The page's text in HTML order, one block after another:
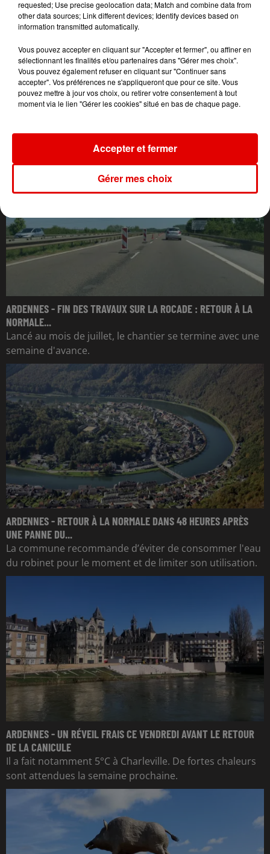
ARDENNES - FIN DES TRAVAUX SUR LA ROCADE : RETOUR À LA
NORMALE...
Lancé au mois de juillet, le chantier se termine avec une
semaine d'avance.
ARDENNES - RETOUR À LA NORMALE DANS 48 HEURES APRÈS
UNE PANNE DU...
La commune recommande d’éviter de consommer l'eau
du robinet pour le moment et de limiter son utilisation.
ARDENNES - UN RÉVEIL FRAIS CE VENDREDI AVANT LE RETOUR
DE LA CANICULE
Il a fait notamment 5°C à Charleville. De fortes chaleurs
sont attendues la semaine prochaine.
requested; Use precise geolocation data; Match and combine data from
other data sources; Link different devices; Identify devices based on
information transmitted automatically.
Vous pouvez accepter en cliquant sur "Accepter et fermer", ou affiner en
sélectionnant les finalités et/ou partenaires dans "Gérer mes choix".
Vous pouvez également refuser en cliquant sur "Continuer sans
accepter". Vos préférences ne s'appliqueront que pour ce site. Vous
pouvez mettre à jour vos choix, ou retirer votre consentement à tout
moment via le lien "Gérer les cookies" situé en bas de chaque page.
Gérer mes choix
Accepter et fermer